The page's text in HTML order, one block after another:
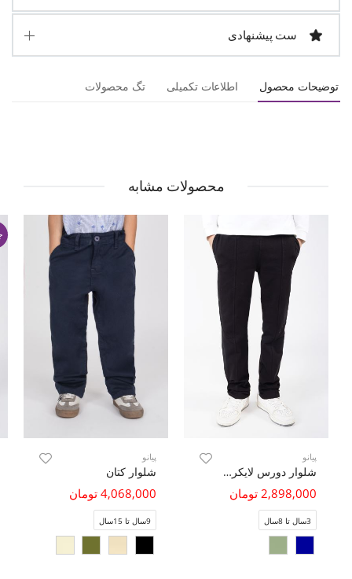
ست پیشنهادی
توضیحات محصول اطلاعات تکمیلی تگ محصولات
محصولات مشابه
پیانو
شلوار دورس لایکرا برش دار
2,898,000 تومان
3سال تا 8سال
پیانو
شلوار کتان
4,068,000 تومان
9سال تا 15سال